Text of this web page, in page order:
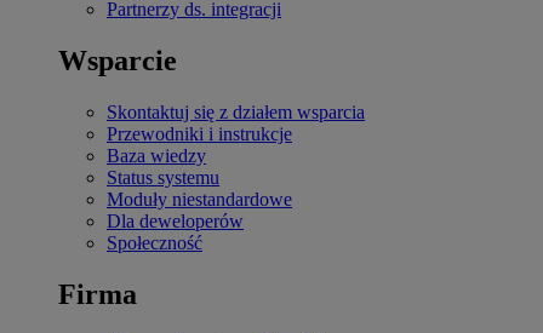
Partnerzy ds. integracji
Wsparcie
Skontaktuj się z działem wsparcia
Przewodniki i instrukcje
Baza wiedzy
Status systemu
Moduły niestandardowe
Dla deweloperów
Społeczność
Firma